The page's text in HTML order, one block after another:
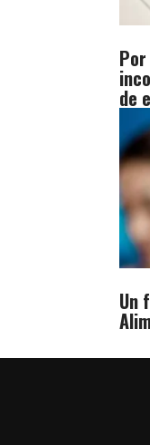
de
Un